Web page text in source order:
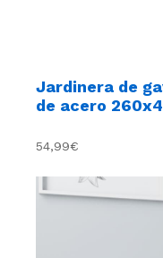
Jardinera de
de acero
54,99€